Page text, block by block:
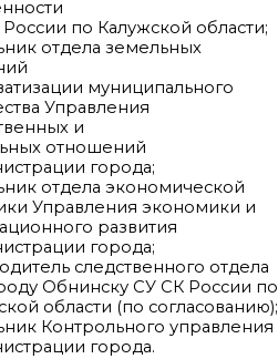
по Калужской области;
отдела земельных
муниципального
Управления
и
отношений
города;
отдела экономической
Управления экономики и
развития
города;
следственного отдела
Обнинску СУ СК России по
области (по согласованию);
Контрольного управления
города.